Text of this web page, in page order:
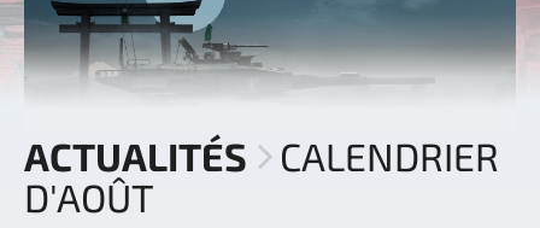
ACTUALITÉS
CALENDRIER
D'AOÛT